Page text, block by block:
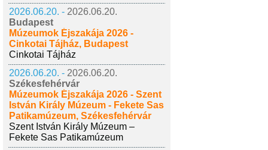
2026.06.20. - 2026.06.20.
Budapest
Múzeumok Éjszakája 2026 -
Cinkotai Tájház, Budapest
Cinkotai Tájház
2026.06.20. - 2026.06.20.
Székesfehérvár
Múzeumok Éjszakája 2026 - Szent
István Király Múzeum - Fekete Sas
Patikamúzeum, Székesfehérvár
Szent István Király Múzeum –
Fekete Sas Patikamúzeum